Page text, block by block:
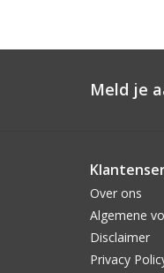
Meld je
Over ons
Algemene
Disclaimer
Privacy